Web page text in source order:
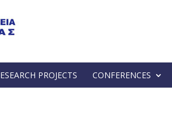
PROJECTS CONFERENCES